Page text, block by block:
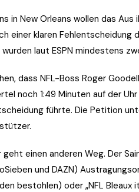
in New Orleans wollen das
einer klaren
laut ESPN mindestens
dass NFL-Boss Roger
noch 1:49 Minuten auf der
führte. Die Petition
einen anderen Weg. Der
und DAZN)
bestohlen) oder „NFL